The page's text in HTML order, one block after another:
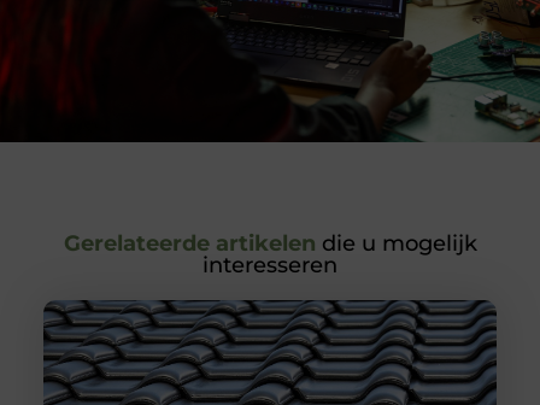
Gerelateerde artikelen die u mogelijk
interesseren